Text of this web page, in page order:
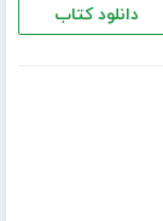
دانلود کتاب